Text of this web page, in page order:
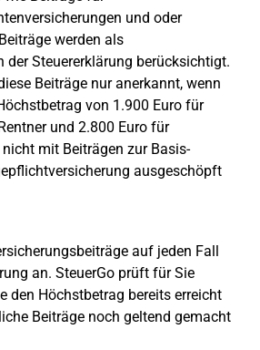
und oder
werden als
der Steuererklärung berücksichtigt.
Beiträge nur anerkannt, wenn
von 1.900 Euro für
und 2.800 Euro für
mit Beiträgen zur Basis-
ausgeschöpft
auf jeden Fall
an. SteuerGo prüft für Sie
den Höchstbetrag bereits erreicht
Beiträge noch geltend gemacht